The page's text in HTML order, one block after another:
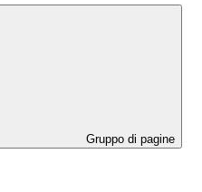
Gruppo di pagine